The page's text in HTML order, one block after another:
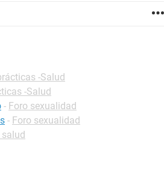
-Salud
-Salud
- Foro sexualidad
- Foro sexualidad
salud